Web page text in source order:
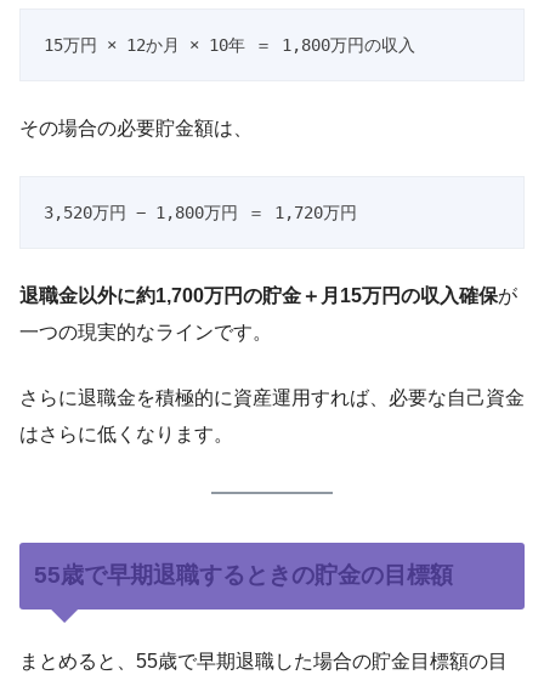
15万円 × 12か月 × 10年 ＝ 1,800万円の収入
その場合の必要貯金額は、
3,520万円 − 1,800万円 ＝ 1,720万円
退職金以外に約1,700万円の貯金＋月15万円の収入確保が
一つの現実的なラインです。
さらに退職金を積極的に資産運用すれば、必要な自己資金
はさらに低くなります。
55歳で早期退職するときの貯金の目標額
まとめると、55歳で早期退職した場合の貯金目標額の目